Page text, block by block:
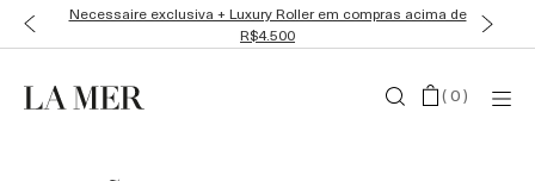
Necessaire exclusiva + Luxury Roller em compras acima de
R$4.500
(0)